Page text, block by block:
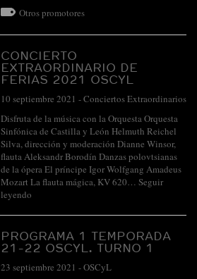
Otros promotores
CONCIERTO
EXTRAORDINARIO DE
FERIAS 2021 OSCYL
10 septiembre 2021 -Conciertos Extraordinarios
Disfruta de la música con la Orquesta Orquesta
Sinfónica de Castilla y León Helmuth Reichel
Silva, dirección y moderación Dianne Winsor,
flauta Aleksandr Borodín Danzas polovtsianas
de la ópera El príncipe Igor Wolfgang Amadeus
Mozart La flauta mágica, KV 620… Seguir
leyendo
PROGRAMA 1 TEMPORADA
21-22 OSCYL. TURNO 1
23 septiembre 2021 -OSCyL